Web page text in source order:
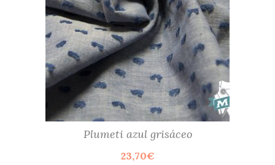
Plumeti azul grisáceo
23,70€